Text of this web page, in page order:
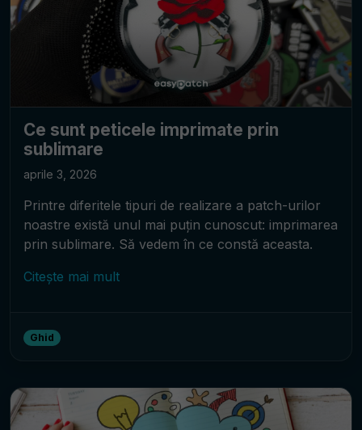
Ce sunt peticele imprimate prin
sublimare
aprile 3, 2026
Printre diferitele tipuri de realizare a patch-urilor
noastre există unul mai puțin cunoscut: imprimarea
prin sublimare. Să vedem în ce constă aceasta.
Citește mai mult
Ghid